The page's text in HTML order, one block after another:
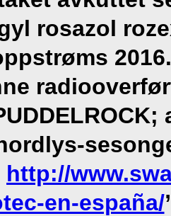
rosazol
http://
en-españa/